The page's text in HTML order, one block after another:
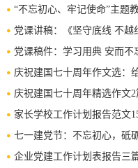
“不忘初心、牢记使命”主题
党课讲稿：《坚守底线 不越
党课稿件：学习用典 安而不
庆祝建国七十周年作文选：
庆祝建国七十周年精选作文2
家长学校工作计划报告范文
七一建党节：不忘初心，砥
企业党建工作计划表报告三